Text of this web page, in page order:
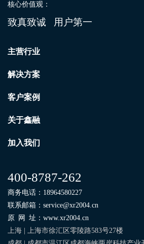
核心价值观：
致真致诚 用户第一
主营行业
解决方案
客户案例
关于鑫融
加入我们
400-8787-262
商务电话： 18964580227
联系邮箱： service@xr2004.cn
原网址： www.xr2004.cn
上海 | 上海市徐汇区零陵路583号27楼